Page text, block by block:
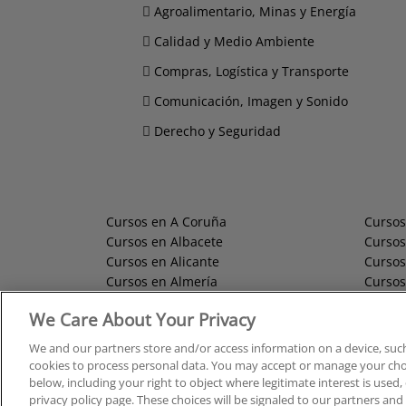
Agroalimentario, Minas y Energía
Calidad y Medio Ambiente
Compras, Logística y Transporte
Comunicación, Imagen y Sonido
Derecho y Seguridad
Cursos en A Coruña
Cursos en Albacete
Cursos en Alicante
Cursos en Almería
Cursos en Asturias
Cursos en Badajoz
Cursos en Barcelona
Cursos en Bizkaia
Cursos en Burgos
We Care About Your Privacy
We and our partners store and/or access information on a device,
cookies to process personal data. You may accept or manage your
below, including your right to object where legitimate interest is
privacy policy page. These choices will be signaled to our partners